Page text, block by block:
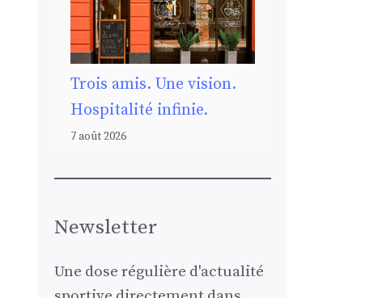
Trois amis. Une vision.
Hospitalité infinie.
7 août 2026
Newsletter
Une dose régulière d'actualité